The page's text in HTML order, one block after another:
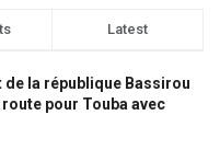
Latest
de la république Bassirou
route pour Touba avec